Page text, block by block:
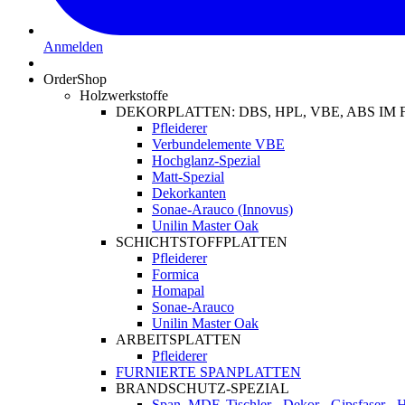
Anmelden
OrderShop
Holzwerkstoffe
DEKORPLATTEN: DBS, HPL, VBE, ABS IM
Pfleiderer
Verbundelemente VBE
Hochglanz-Spezial
Matt-Spezial
Dekorkanten
Sonae-Arauco (Innovus)
Unilin Master Oak
SCHICHTSTOFFPLATTEN
Pfleiderer
Formica
Homapal
Sonae-Arauco
Unilin Master Oak
ARBEITSPLATTEN
Pfleiderer
FURNIERTE SPANPLATTEN
BRANDSCHUTZ-SPEZIAL